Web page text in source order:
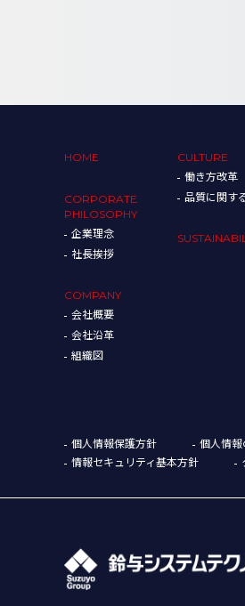
HOME
CORPORATE
PHILOSOPHY
企業理念
社長挨拶
COMPANY
会社概要
会社沿革
組織図
CULTURE
働き方改革
品質に関す
個人情報保護方針 個人情
情報セキュリティ基本方針